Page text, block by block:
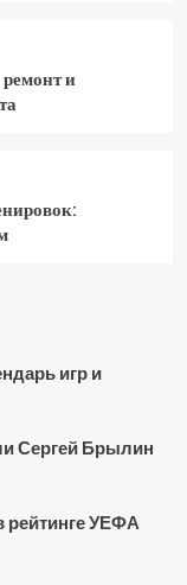
и
игр и
Сергей Брылин
рейтинге УЕФА